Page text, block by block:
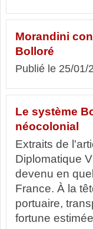
Morandini
Bolloré
Publié le 25/01/
Le système
néocolonial
Extraits de
Diplomatique
devenu en
France. À la
portuaire,
fortune